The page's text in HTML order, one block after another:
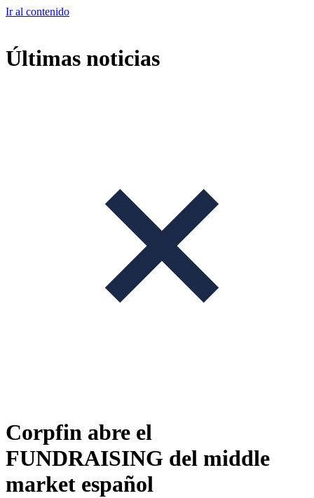
Ir al contenido
Últimas noticias
Corpfin abre el
FUNDRAISING del middle
market español